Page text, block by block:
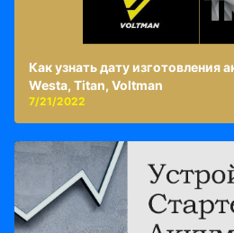
Как узнать дату изготовления
Westa, Titan, Voltman
7/21/2022